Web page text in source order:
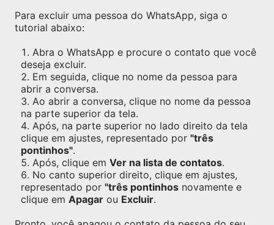
Para excluir uma pessoa do WhatsApp, siga o
tutorial abaixo:
Abra o WhatsApp e procure o contato que você
deseja excluir.
Em seguida, clique no nome da pessoa para
abrir a conversa.
Ao abrir a conversa, clique no nome da pessoa
na parte superior da tela.
Após, na parte superior no lado direito da tela
clique em ajustes, representado por "três
pontinhos".
Após, clique em Ver na lista de contatos.
No canto superior direito, clique em ajustes,
representado por "três pontinhos novamente e
clique em Apagar ou Excluir.